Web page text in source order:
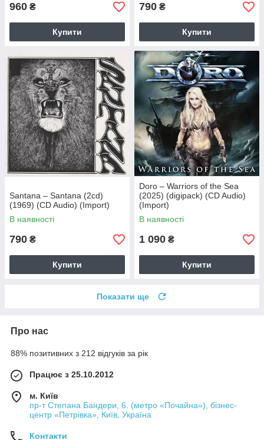
960 ₴
Купити
790 ₴
Купити
Santana – Santana (2cd)
(1969) (CD Audio) (Import)
В наявності
790 ₴
Купити
Doro – Warriors of the Sea
(2025) (digipack) (CD Audio)
(Import)
В наявності
1 090 ₴
Купити
Показати ще
Про нас
88% позитивних з 212 відгуків за рік
Працює з 25.10.2012
м. Київ
пр-т Степана Бандери, 6. (метро «Почайна»), бізнес-
центр «Петрівка», Київ, Україна
Контакти